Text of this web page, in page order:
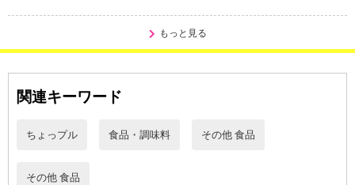
もっと見る
関連キーワード
ちょっプル 食品・調味料 その他 食品
その他 食品